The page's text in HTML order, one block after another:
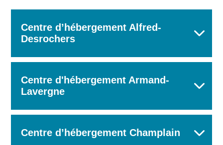
Centre d’hébergement Alfred-
Desrochers
Centre d'hébergement Armand-
Lavergne
Centre d’hébergement Champlain